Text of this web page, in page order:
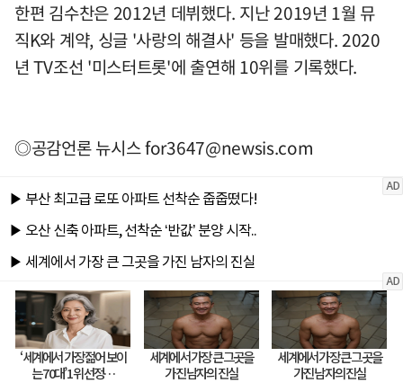
한편 김수찬은 2012년 데뷔했다. 지난 2019년 1월 뮤
직K와 계약, 싱글 '사랑의 해결사' 등을 발매했다. 2020
년 TV조선 '미스터트롯'에 출연해 10위를 기록했다.
◎공감언론 뉴시스for3647@newsis.com